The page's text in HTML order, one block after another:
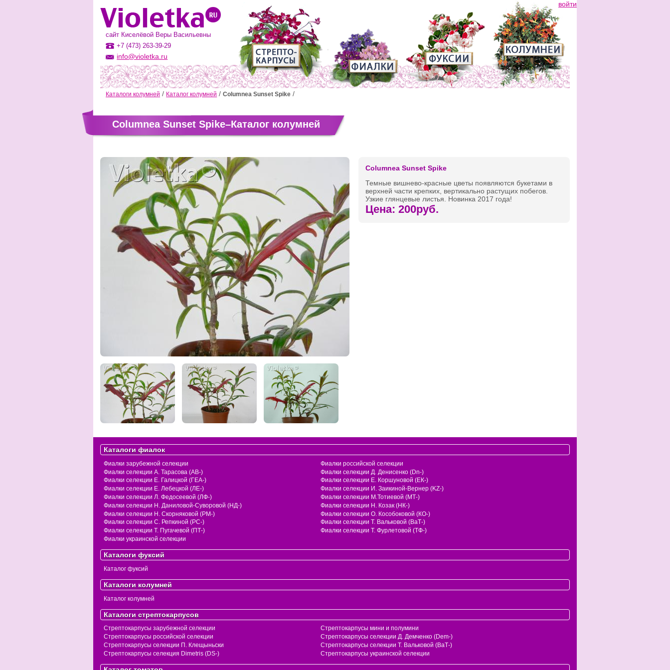
войти
сайт Киселёвой Веры Васильевны
+7 (473) 263-39-29
info@violetka.ru
Каталоги колумней Каталог колумней Columnea Sunset Spike
Columnea Sunset Spike–Каталог колумней
Columnea Sunset Spike
Темные вишнево-красные цветы появляются букетами в
верхней части крепких, вертикально растущих побегов.
Узкие глянцевые листья. Новинка 2017 года!
Цена: 200руб.
Каталоги фиалок
Фиалки зарубежной селекции
Фиалки российской селекции
Фиалки селекции А. Тарасова (АВ-)
Фиалки селекции Д. Денисенко (Dn-)
Фиалки селекции Е. Галицкой (ГЕА-)
Фиалки селекции Е. Коршуновой (ЕК-)
Фиалки селекции Е. Лебецкой (ЛЕ-)
Фиалки селекции И. Заикиной-Вернер (KZ-)
Фиалки селекции Л. Федосеевой (ЛФ-)
Фиалки селекции М.Тотиевой (МТ-)
Фиалки селекции Н. Даниловой-Суворовой (НД-)
Фиалки селекции Н. Козак (НК-)
Фиалки селекции Н. Скорняковой (РМ-)
Фиалки селекции О. Кособоковой (КО-)
Фиалки селекции С. Репкиной (РС-)
Фиалки селекции Т. Вальковой (ВаТ-)
Фиалки селекции Т. Пугачевой (ПТ-)
Фиалки селекции Т. Фурлетовой (ТФ-)
Фиалки украинской селекции
Каталоги фуксий
Каталог фуксий
Каталоги колумней
Каталог колумней
Каталоги стрептокарпусов
Стрептокарпусы зарубежной селекции
Стрептокарпусы мини и полумини
Стрептокарпусы российской селекции
Стрептокарпусы селекции Д. Демченко (Dem-)
Стрептокарпусы селекции П. Клещыньски
Стрептокарпусы селекции Т. Вальковой (ВаТ-)
Стрептокарпусы селекция Dimetris (DS-)
Стрептокарпусы украинской селекции